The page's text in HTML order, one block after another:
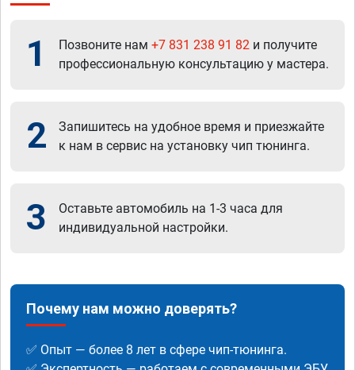
1 Позвоните нам +7 831 238 91 82 и получите
профессиональную консультацию у мастера.
2
Запишитесь на удобное время и приезжайте
к нам в сервис на установку чип тюнинга.
3
Оставьте автомобиль на 1-3 часа для
индивидуальной настройки.
Почему нам можно доверять?
✅ Опыт — более 8 лет в сфере чип-тюнинга.